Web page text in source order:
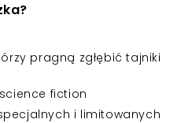
pragną zgłębić tajniki
fiction
i limitowanych